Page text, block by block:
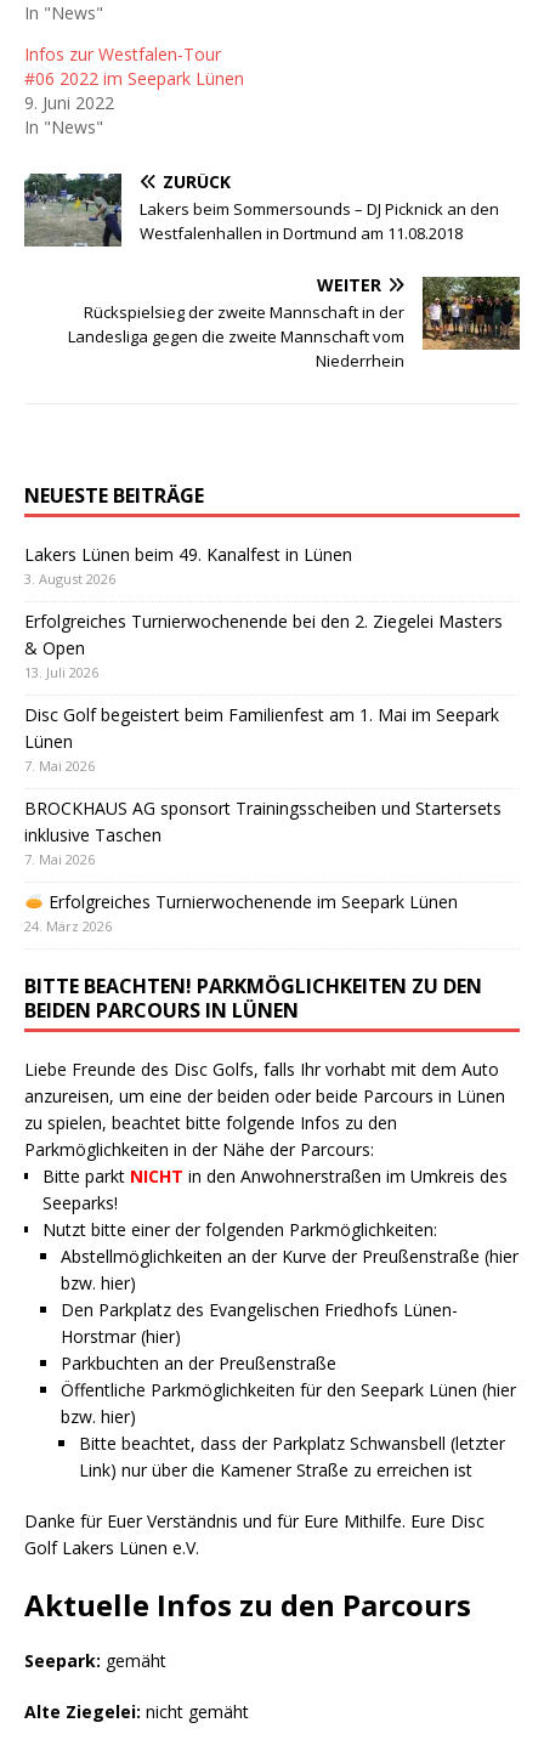
In "News"
Infos zur Westfalen-Tour
#06 2022 im Seepark Lünen
9. Juni 2022
In "News"
ZURÜCK
Lakers beim Sommersounds – DJ Picknick an den
Westfalenhallen in Dortmund am 11.08.2018
WEITER
Rückspielsieg der zweite Mannschaft in der
Landesliga gegen die zweite Mannschaft vom
Niederrhein
NEUESTE BEITRÄGE
Lakers Lünen beim 49. Kanalfest in Lünen
3. August 2026
Erfolgreiches Turnierwochenende bei den 2. Ziegelei Masters
& Open
13. Juli 2026
Disc Golf begeistert beim Familienfest am 1. Mai im Seepark
Lünen
7. Mai 2026
BROCKHAUS AG sponsort Trainingsscheiben und Startersets
inklusive Taschen
7. Mai 2026
Erfolgreiches Turnierwochenende im Seepark Lünen
24. März 2026
BITTE BEACHTEN! PARKMÖGLICHKEITEN ZU DEN
BEIDEN PARCOURS IN LÜNEN
Liebe Freunde des Disc Golfs, falls Ihr vorhabt mit dem Auto
anzureisen, um eine der beiden oder beide Parcours in Lünen
zu spielen, beachtet bitte folgende Infos zu den
Parkmöglichkeiten in der Nähe der Parcours:
Bitte parkt NICHT in den Anwohnerstraßen im Umkreis des
Seeparks!
Nutzt bitte einer der folgenden Parkmöglichkeiten:
Abstellmöglichkeiten an der Kurve der Preußenstraße (hier
bzw. hier)
Den Parkplatz des Evangelischen Friedhofs Lünen-
Horstmar (hier)
Parkbuchten an der Preußenstraße
Öffentliche Parkmöglichkeiten für den Seepark Lünen (hier
bzw. hier)
Bitte beachtet, dass der Parkplatz Schwansbell (letzter
Link) nur über die Kamener Straße zu erreichen ist
Danke für Euer Verständnis und für Eure Mithilfe. Eure Disc
Golf Lakers Lünen e.V.
Aktuelle Infos zu den Parcours
Seepark: gemäht
Alte Ziegelei: nicht gemäht